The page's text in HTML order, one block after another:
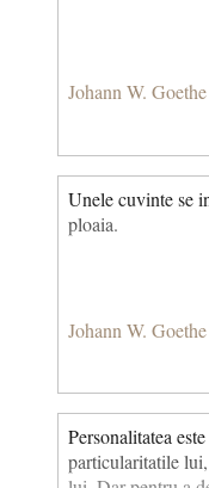
Johann W. Goethe
Unele cuvinte se
ploaia.
Johann W. Goethe
Personalitatea
particularitatile